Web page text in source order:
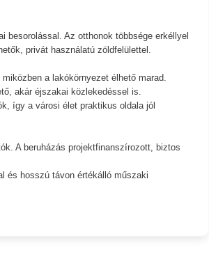
besorolással. Az otthonok többsége erkéllyel
privát használatú zöldfelülettel.
a lakókörnyezet élhető marad.
akár éjszakai közlekedéssel is.
így a városi élet praktikus oldala jól
A beruházás projektfinanszírozott, biztos
és hosszú távon értékálló műszaki